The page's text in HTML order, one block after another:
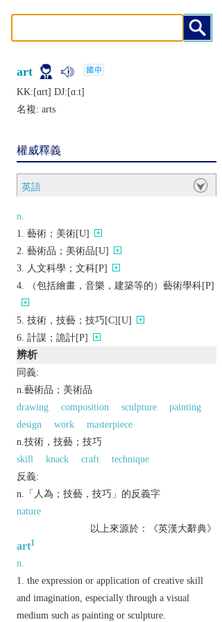
art
KK:[ɑrt] DJ:[ɑːt]
名複: arts
權威釋義
英語
n.
藝術；美術[U]
藝術品；美術品[U]
人文科學；文科[P]
（包括繪畫，音樂，建築等的）藝術學科[P]
技術，技藝；技巧[C][U]
計謀；詭計[P]
辨析
同義:
n.藝術品；美術品
drawing
composition sculpture
painting
design
work
masterpiece
n.技術，技藝；技巧
skill
knack craft
technique
反義:
n.「人為；技藝，技巧」的反義字
nature
以上來源於：《英漢大辭典》
art1
n.
the expression or application of creative skill
and imagination, especially through a visual
medium such as painting or sculpture.